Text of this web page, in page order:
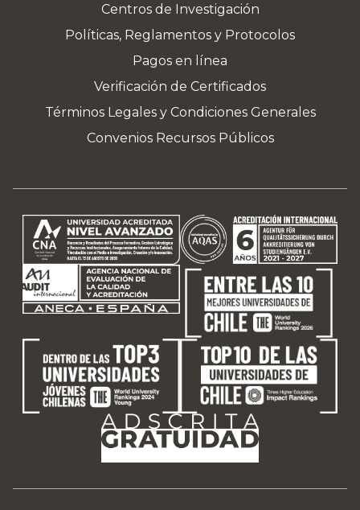
Centros de Investigación
Políticas, Reglamentos y Protocolos
Pagos en línea
Verificación de Certificados
Términos Legales y Condiciones Generales
Convenios Recursos Públicos